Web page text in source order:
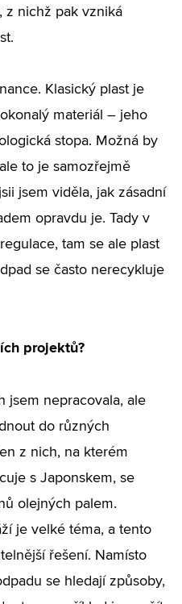
z nichž pak vzniká
Klasický plast je
materiál – jeho
stopa. Možná by
to je samozřejmě
jsem viděla, jak zásadní
opravdu je. Tady v
tam se ale plast
se často nerecykluje
projektů?
jsem nepracovala, ale
do různých
z nich, na kterém
s Japonskem, se
olejných palem.
je velké téma, a tento
řešení. Namísto
se hledají způsoby,